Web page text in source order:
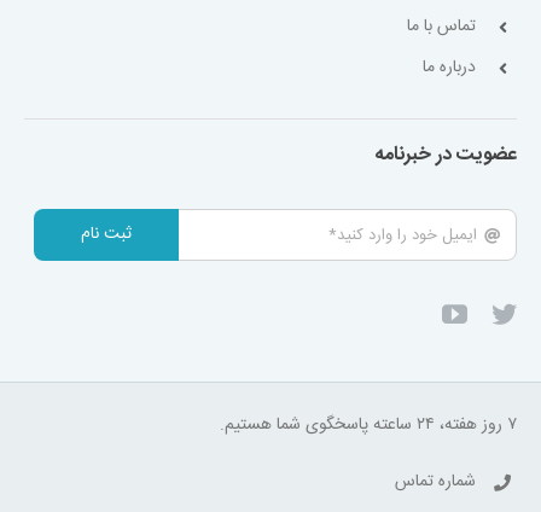
تماس با ما
درباره ما
عضویت در خبرنامه
ثبت نام
۷ روز هفته، ۲۴ ساعته پاسخگوی شما هستیم.
شماره تماس